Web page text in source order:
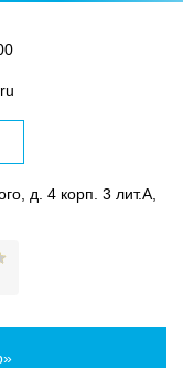
д. 4 корп. 3 лит.А,